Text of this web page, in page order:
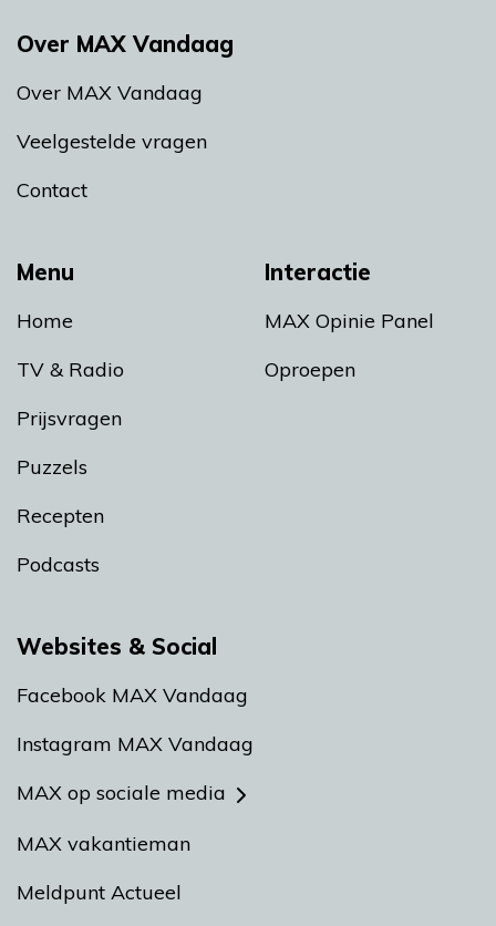
Menu
Home
TV & Radio
Prijsvragen
Puzzels
Recepten
Podcasts
Interactie
MAX Opinie Panel
Oproepen
Over MAX Vandaag
Over MAX Vandaag
Veelgestelde vragen
Contact
Websites & Social
Facebook MAX Vandaag
Instagram MAX Vandaag
MAX op sociale media
MAX vakantieman
Meldpunt Actueel